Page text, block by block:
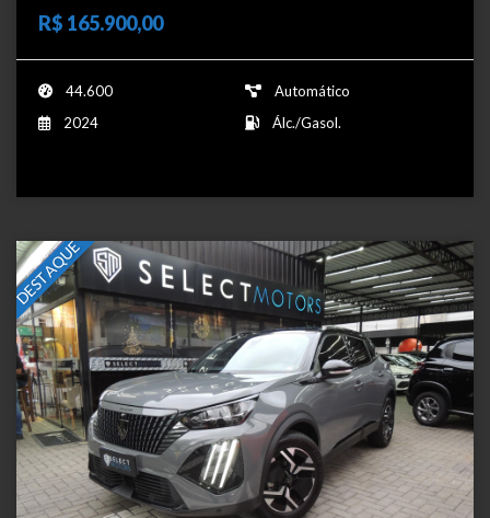
R$ 165.900,00
44.600
Automático
2024
Álc./Gasol.
DESTAQUE